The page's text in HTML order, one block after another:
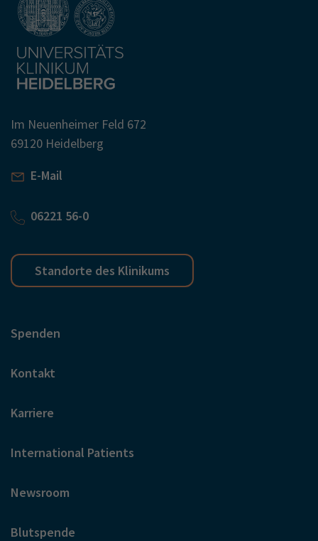
Im Neuenheimer Feld 672
69120 Heidelberg
E-Mail
06221 56-0
Standorte des Klinikums
Spenden
Kontakt
Karriere
International Patients
Newsroom
Blutspende